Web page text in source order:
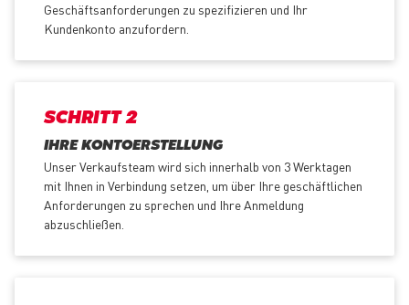
Geschäftsanforderungen zu spezifizieren und Ihr
Kundenkonto anzufordern.
SCHRITT 2
IHRE KONTOERSTELLUNG
Unser Verkaufsteam wird sich innerhalb von 3 Werktagen
mit Ihnen in Verbindung setzen, um über Ihre geschäftlichen
Anforderungen zu sprechen und Ihre Anmeldung
abzuschließen.